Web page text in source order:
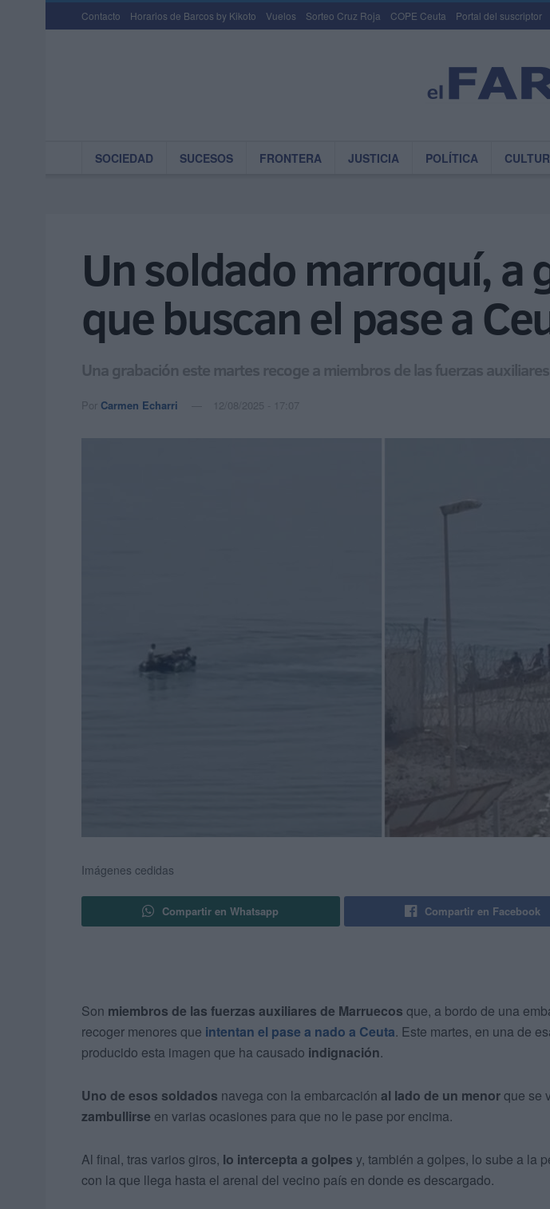
Contacto Horarios de Barcos by Kikoto Vuelos Sorteo Cruz Roja COPE Ceuta Portal del suscriptor
SOCIEDAD SUCESOS FRONTERA JUSTICIA POLÍTICA
Un soldado marroquí, a
que buscan el pase a
Una grabación este martes recoge a miembros de las fuerzas
Por Carmen Echarri 12/08/2025 - 17:07
Imágenes cedidas
Compartir en Whatsapp Compartir en Facebook
Son miembros de las fuerzas auxiliares de Marruecos que, a bordo de una
recoger menores que intentan el pase a nado a Ceuta. Este martes, en una de
producido esta imagen que ha causado indignación.
Uno de esos soldados navega con la embarcación al lado de un menorque se
zambullirse en varias ocasiones para que no le pase por encima.
Al final, tras varios giros, lo intercepta a golpes y, también a golpes, lo sube a la
con la que llega hasta el arenal del vecino país en donde es descargado.